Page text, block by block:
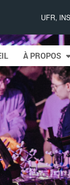
UFR,
À PROPOS